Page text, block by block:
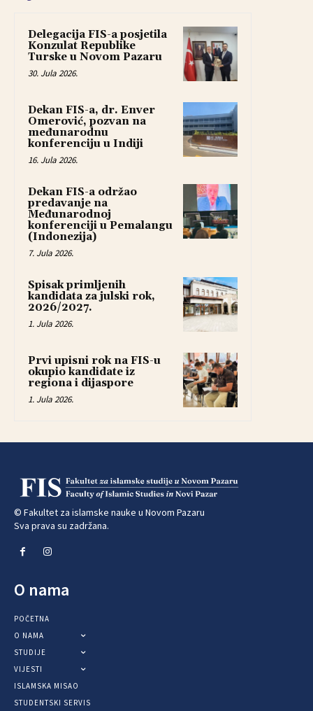
Delegacija FIS-a posjetila
Konzulat Republike
Turske u Novom Pazaru
30. Jula 2026.
Dekan FIS-a, dr. Enver
Omerović, pozvan na
međunarodnu
konferenciju u Indiji
16. Jula 2026.
Dekan FIS-a održao
predavanje na
Međunarodnoj
konferenciji u Pemalangu
(Indonezija)
7. Jula 2026.
Spisak primljenih
kandidata za julski rok,
2026/2027.
1. Jula 2026.
Prvi upisni rok na FIS-u
okupio kandidate iz
regiona i dijaspore
1. Jula 2026.
© Fakultet za islamske nauke u Novom Pazaru
Sva prava su zadržana.
O nama
POČETNA
O NAMA
STUDIJE
VIJESTI
ISLAMSKA MISAO
STUDENTSKI SERVIS